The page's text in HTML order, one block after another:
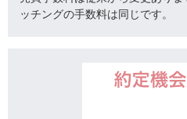
ッチングの手数料は同じです。